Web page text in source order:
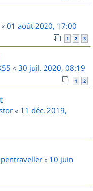
« 01 août 2020, 17:00
1 2 3
« 30 juil. 2020, 08:19
1 2
« 11 déc. 2019,
« 10 juin